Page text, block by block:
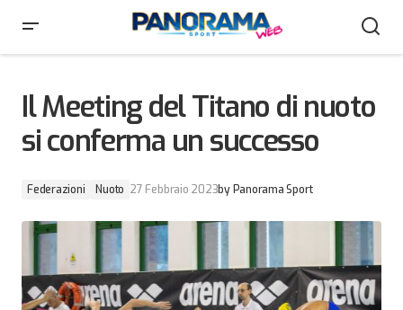
Il Meeting del Titano di nuoto
si conferma un successo
Federazioni Nuoto 27 Febbraio 2023by Panorama Sport